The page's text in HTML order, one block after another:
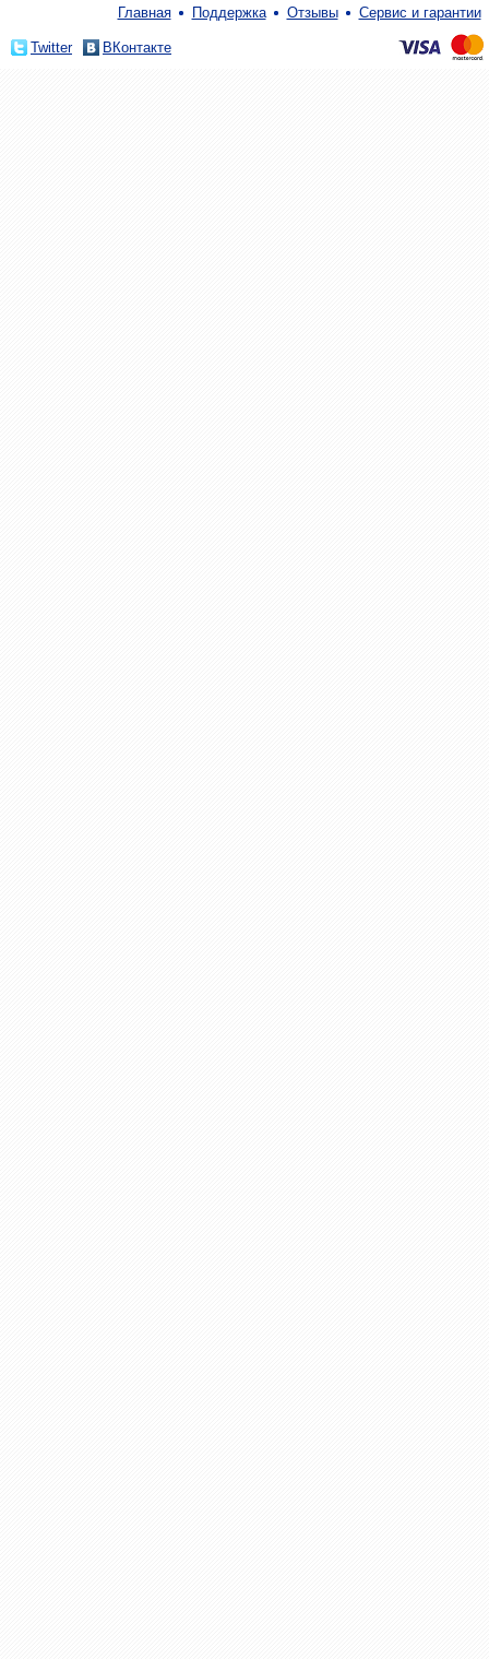
Главная Поддержка Отзывы Сервис и гарантии
Twitter ВКонтакте